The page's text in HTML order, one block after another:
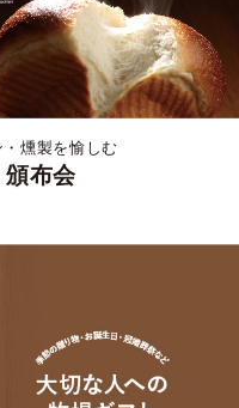
燻製を愉しむ
頒布会